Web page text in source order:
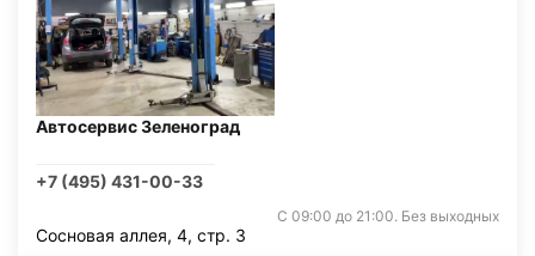
Автосервис Зеленоград
+7 (495) 431-00-33
С 09:00 до 21:00. Без выходных
Сосновая аллея, 4, стр. 3